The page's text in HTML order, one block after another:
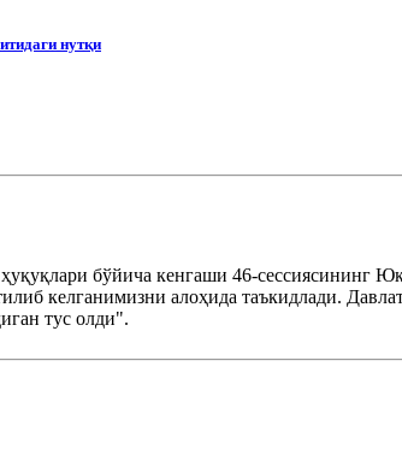
нутқи
бўйича кенгаши 46-сессиясининг
келганимизни алоҳида таъкидлади.
тус олди".